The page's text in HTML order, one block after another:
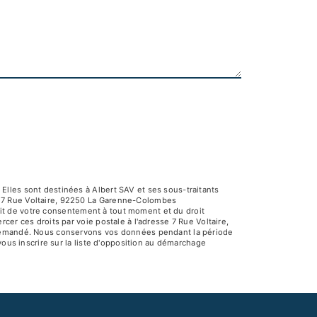
sont destinées à Albert SAV et ses sous-traitants
Voltaire, 92250 La Garenne-Colombes
de votre consentement à tout moment et du droit
ces droits par voie postale à l'adresse 7 Rue Voltaire,
Nous conservons vos données pendant la période
inscrire sur la liste d'opposition au démarchage